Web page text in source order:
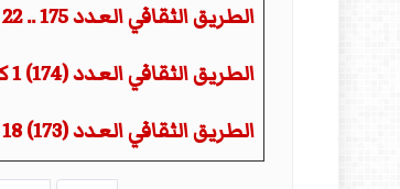
الطريق الثقافي العدد 175 .. 22 كانون الأول 2025
الطريق الثقافي العدد (174) 1 كانون الأول 2025
الطريق الثقافي العدد (173) 18 تشرين الثاني 2025